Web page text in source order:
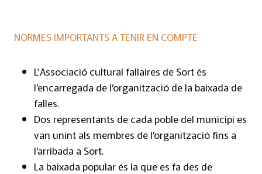
NORMES IMPORTANTS A TENIR EN COMPTE
L’Associació cultural fallaires de Sort és
l’encarregada de l’organització de la baixada de
falles.
Dos representants de cada poble del municipi es
van unint als membres de l’organització fins a
l’arribada a Sort.
La baixada popular és la que es fa des de